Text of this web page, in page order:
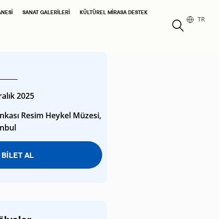
SANAT GALERILERI KÜLTÜREL MIRASA DESTEK
TR
2025
Resim Heykel Müzesi,
BİLET AL